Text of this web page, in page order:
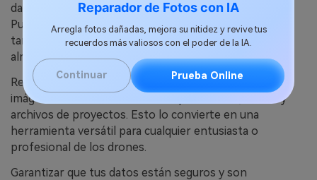
Reparador de Fotos con IA
Arregla fotos dañadas, mejora su nitidez y revive tus
recuerdos más valiosos con el poder de la IA.
Continuar Prueba Online
datos como Recoveritson útiles en estas situaciones.
Pueden recuperar imágenes perdidas de drones desde
tarjetas SD, discos duros y otros dispositivos de
almacenamiento.
Recoverit admite varios tipos de archivo utilizados en
imágenes de drones. Puede recuperar fotos, videos y
archivos de proyectos. Esto lo convierte en una
herramienta versátil para cualquier entusiasta o
profesional de los drones.
Garantizar que tus datos están seguros y son